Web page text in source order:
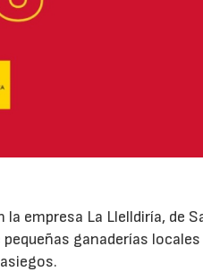
la empresa La Llelldiría, de
ganaderías